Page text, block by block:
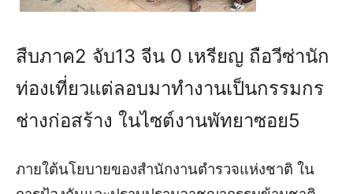
สืบภาค2 จับ13 จีน 0 เหรียญ ถือวีซ่านัก
ท่องเที่ยวแต่ลอบมาทำงานเป็นกรรมกร
ช่างก่อสร้าง ในไซต์งานพัทยาซอย5
ภายใต้นโยบายของสำนักงานตำรวจแห่งชาติ ใน